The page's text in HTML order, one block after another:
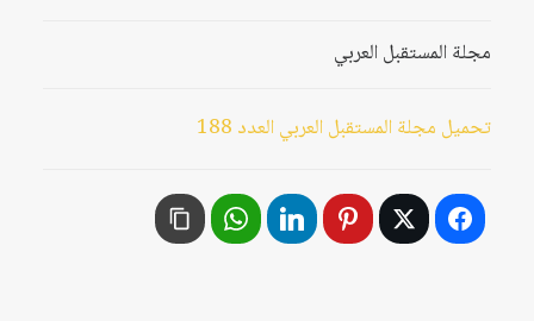
مجلة المستقبل العربي
تحميل مجلة المستقبل العربي العدد 188